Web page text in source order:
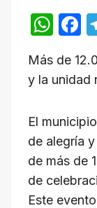
W
at
s
A
p
p
F
c
e
b
o
o
k
Más de
y la unidad
El
de alegría
de más de
de
Este